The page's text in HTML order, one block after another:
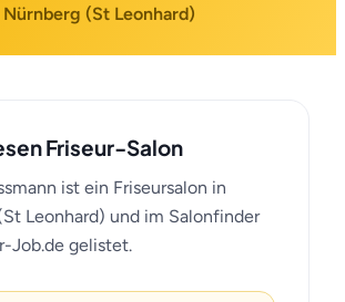
Nürnberg (St Leonhard)
Friseur-Salon
ist ein Friseursalon in
Leonhard) und im Salonfinder
Job.de gelistet.